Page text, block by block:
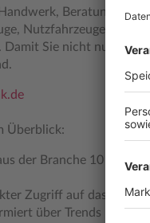
Beratung und
Nutzfahrzeuge,
Sie nicht nur bei
Überblick:
der Branche 10 mal
Zugriff auf das
über Trends und